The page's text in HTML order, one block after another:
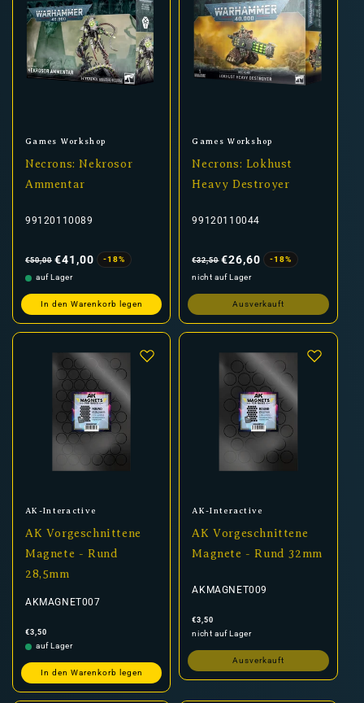
Anbieter:
Games Workshop
Necrons: Nekrosor
Ammentar
99120110089
Preis
€50,00 €41,00
-18%
auf Lager
In den Warenkorb legen
Anbieter:
Games Workshop
Necrons: Lokhust
Heavy Destroyer
99120110044
Preis
€32,50 €26,60
-18%
nicht auf Lager
Ausverkauft
Anbieter:
AK-Interactive
AK Vorgeschnittene
Magnete - Rund
28,5mm
AKMAGNET007
Normaler
Preis
€3,50
auf Lager
In den Warenkorb legen
Anbieter:
AK-Interactive
AK Vorgeschnittene
Magnete - Rund 32mm
AKMAGNET009
Normaler
Preis
€3,50
nicht auf Lager
Ausverkauft